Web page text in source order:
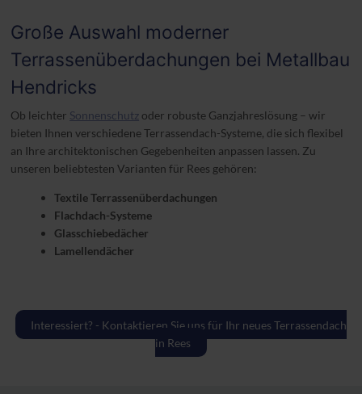
Große Auswahl moderner
Terrassenüberdachungen bei Metallbau
Hendricks
Ob leichter Sonnenschutz oder robuste Ganzjahreslösung – wir
bieten Ihnen verschiedene Terrassendach-Systeme, die sich flexibel
an Ihre architektonischen Gegebenheiten anpassen lassen. Zu
unseren beliebtesten Varianten für Rees gehören:
Textile Terrassenüberdachungen
Flachdach-Systeme
Glasschiebedächer
Lamellendächer
Interessiert? - Kontaktieren Sie uns für Ihr neues Terrassendach
in Rees